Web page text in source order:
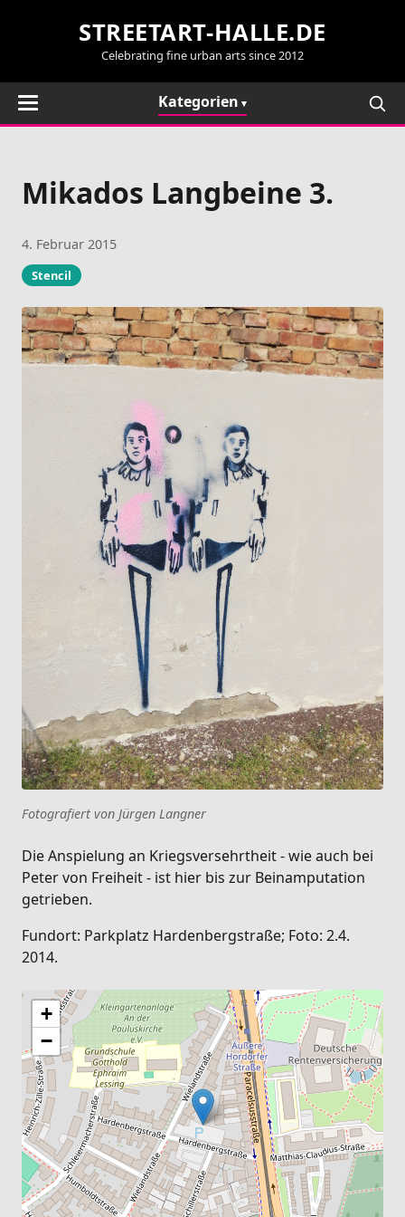
STREETART-HALLE.DE
Celebrating fine urban arts since 2012
Kategorien
Mikados Langbeine 3.
4. Februar 2015
Stencil
Fotografiert von Jürgen Langner
Die Anspielung an Kriegsversehrtheit - wie auch bei
Peter von Freiheit - ist hier bis zur Beinamputation
getrieben.
Fundort: Parkplatz Hardenbergstraße; Foto: 2.4.
2014.
+
−